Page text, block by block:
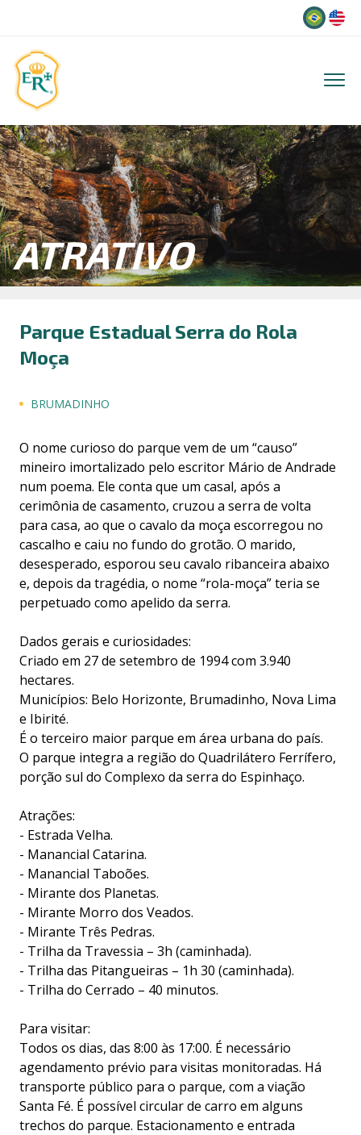
ATRATIVO
Parque Estadual Serra do Rola
Moça
BRUMADINHO
O nome curioso do parque vem de um “causo”
mineiro imortalizado pelo escritor Mário de Andrade
num poema. Ele conta que um casal, após a
cerimônia de casamento, cruzou a serra de volta
para casa, ao que o cavalo da moça escorregou no
cascalho e caiu no fundo do grotão. O marido,
desesperado, esporou seu cavalo ribanceira abaixo
e, depois da tragédia, o nome “rola-moça” teria se
perpetuado como apelido da serra.
Dados gerais e curiosidades:
Criado em 27 de setembro de 1994 com 3.940
hectares.
Municípios: Belo Horizonte, Brumadinho, Nova Lima
e Ibirité.
É o terceiro maior parque em área urbana do país.
O parque integra a região do Quadrilátero Ferrífero,
porção sul do Complexo da serra do Espinhaço.
Atrações:
- Estrada Velha.
- Manancial Catarina.
- Manancial Taboões.
- Mirante dos Planetas.
- Mirante Morro dos Veados.
- Mirante Três Pedras.
- Trilha da Travessia – 3h (caminhada).
- Trilha das Pitangueiras – 1h 30 (caminhada).
- Trilha do Cerrado – 40 minutos.
Para visitar:
Todos os dias, das 8:00 às 17:00. É necessário
agendamento prévio para visitas monitoradas. Há
transporte público para o parque, com a viação
Santa Fé. É possível circular de carro em alguns
trechos do parque. Estacionamento e entrada